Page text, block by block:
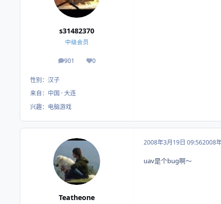
s31482370
中级会员
901
帖子 0
荣誉积分
性别： 汉子
来自： 中国 · 大连
兴趣： 电脑游戏
Teatheone
2008年3月19日 09:562008
uav是个bug啊～